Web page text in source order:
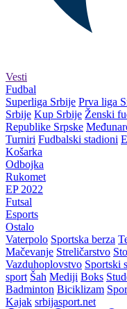
Vesti
Fudbal
Superliga Srbije Prva liga
Srbije Kup Srbije Ženski
Republike Srpske
Turniri Fudbalski stadioni
Košarka
Odbojka
Rukomet
EP 2022
Futsal
Esports
Ostalo
Vaterpolo Sportska berza
Mačevanje Streličarstvo
Vazduhoplovstvo Sportski
sport Šah Mediji Boks
Badminton Biciklizam
Kajak srbijasport.net